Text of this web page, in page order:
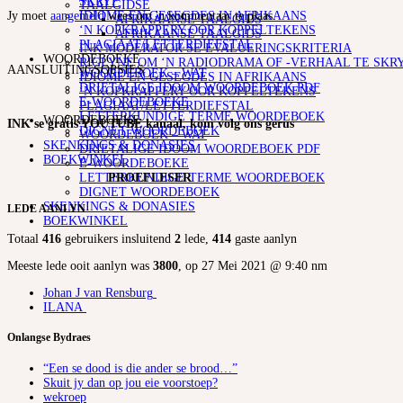
IDIOME EN GESEGDES IN AFRIKAANS
‘N KOPKRAPPERY OOR KOPPELTEKENS
PLAGIAAT/LETTERDIEFSTAL
WOORDEBOEKE
WOORDEBOEK – WAT
DRIETALIGE IDOOM WOORDEBOEK PDF
E-WOORDEBOEKE
LETTERKUNDIGE TERME WOORDEBOEK
DIGNET WOORDEBOEK
SKENKINGS & DONASIES
BOEKWINKEL
TAALGIDSE
AFRIKAANSE TAALGIDS
AFRIKAANSE TAALGIDS
INK MODERATOR SE EVALUERINGSKRITERIA
RIGLYNE OM ‘N RADIODRAMA OF -VERHAAL TE
IDIOME EN GESEGDES IN AFRIKAANS
‘N KOPKRAPPERY OOR KOPPELTEKENS
PLAGIAAT/LETTERDIEFSTAL
WOORDEBOEKE
WOORDEBOEK – WAT
DRIETALIGE IDOOM WOORDEBOEK PDF
E-WOORDEBOEKE
LETTERKUNDIGE TERME WOORDEBOEK
DIGNET WOORDEBOEK
SKENKINGS & DONASIES
BOEKWINKEL
Jy moet aangemeldwees om 'n kommentaar te plaas.
AANSLUITINGSOPSIES
INK se gratis YOUTUBE kanaal, kom volg ons gerus
PROEFLESER
LEDE AANLYN
Totaal 416 gebruikers insluitend 2 lede, 414 gaste aanlyn
Meeste lede ooit aanlyn was 3800, op 27 Mei 2021 @ 9:40 nm
Johan J van Rensburg
ILANA
Onlangse Bydraes
“Een se dood is die ander se brood…”
Skuit jy dan op jou eie voorstoep?
wekroep